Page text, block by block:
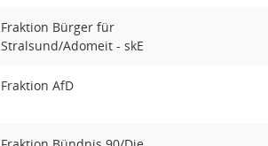
Fraktion Bürger für
Stralsund/Adomeit - skE
Fraktion AfD